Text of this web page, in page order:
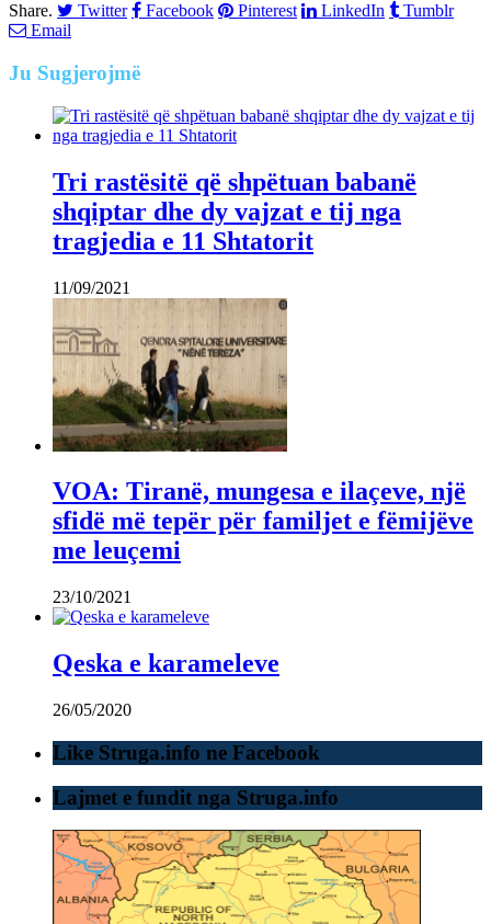
Share.
Twitter Facebook Pinterest LinkedIn
Tumblr
Email
Ju Sugjerojmë
Tri rastësitë që shpëtuan babanë
shqiptar dhe dy vajzat e tij nga
tragjedia e 11 Shtatorit
11/09/2021
VOA: Tiranë, mungesa e ilaçeve, një
sfidë më tepër për familjet e fëmijëve
me leuçemi
23/10/2021
Qeska e karameleve
26/05/2020
Like Struga.info ne Facebook
Lajmet e fundit nga Struga.info